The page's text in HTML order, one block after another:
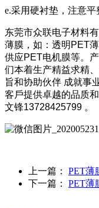
e.采用硬衬垫，注意平
东莞市众联电子材料
薄膜，如：透明PET
供应PET电机膜等。
们本着生产精益求精
旨和协助伙伴 成就事
客戶提供卓越的品质
文锋13728425799 。
上一篇： PET薄
下一篇： PET薄